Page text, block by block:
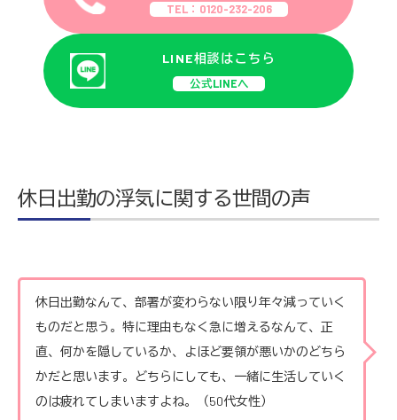
TEL：0120-232-206
LINE相談はこちら
公式LINEへ
休日出勤の浮気に関する世間の声
休日出勤なんて、部署が変わらない限り年々減っていく
ものだと思う。特に理由もなく急に増えるなんて、正
直、何かを隠しているか、よほど要領が悪いかのどちら
かだと思います。どちらにしても、一緒に生活していく
のは疲れてしまいますよね。（50代女性）